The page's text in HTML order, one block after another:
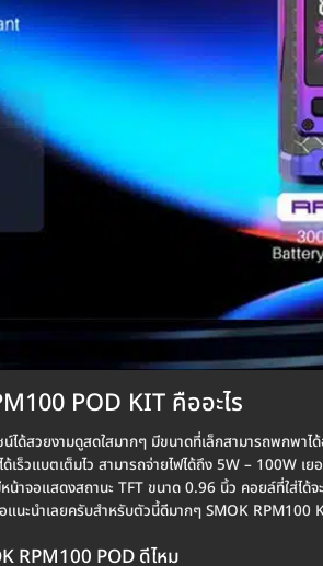
POD KIT คืออะไร
ได้สวยงามดูสดใสมากๆ มีขนาดที่เล็กสามารถพกพา
วแบตเต็มไว สามารถจ่ายไฟได้ถึง 5W – 100W เ
าจอแสดงสถานะ TFT ขนาด 0.96 นิ้ว คอยล์ที่ใส่
แนะนำเลยครับสำหรับตัวนี้ดีมากๆ SMOK RPM100
RPM100 POD ดีไหม